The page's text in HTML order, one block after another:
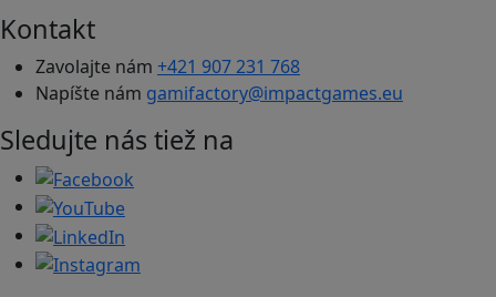
Kontakt
Zavolajte nám +421 907 231 768
Napíšte nám gamifactory@impactgames.eu
Sledujte nás tiež na